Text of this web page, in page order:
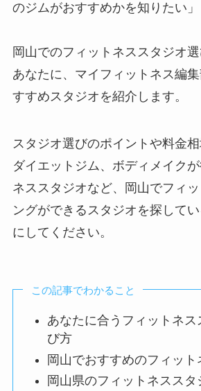
のジムがおすすめかを知りたい」
岡山でのフィットネススタジオ
あなたに、マイフィットネス編
すすめスタジオを紹介します。
スタジオ選びのポイントや料金
ダイエットジム、ボディメイク
ネススタジオなど、岡山でフィ
ングができるスタジオを探して
にしてください。
この記事でわかること
あなたに合うフィットネス
び方
岡山でおすすめのフィット
岡山県のフィットネススタ